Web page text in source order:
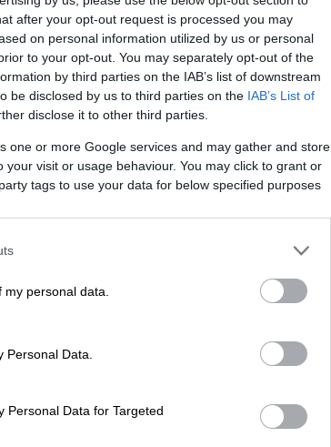
after your opt-out request is processed you may
on personal information utilized by us or personal
to your opt-out. You may separately opt-out of the
by third parties on the IAB’s list of downstream
be disclosed by us to third parties on the IAB’s List of
disclose it to other third parties.
one or more Google services and may gather and store
visit or usage behaviour. You may click to grant or
tags to use your data for below specified purposes
personal data.
Data.
Personal Data for Targeted
καστ ηθοποιών,
ν' αναλογιστούμε, αλλά
ήδη, ξεκινήσει και
ταδύο teaserτης
που κατέγραψε ο
των
Κωνσταντάκη,
Πάρι Θωμόπουλο,
Φιλίνη, Έρρικα
η Κωνσταντίνα